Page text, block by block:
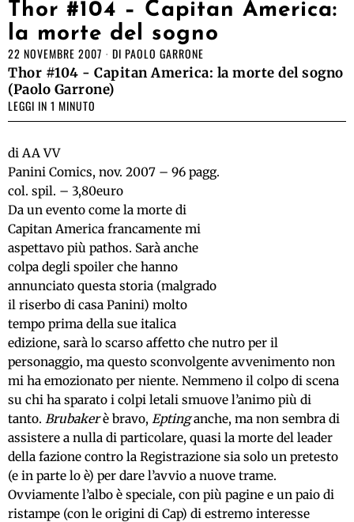
Thor #104 – Capitan America:
la morte del sogno
22 NOVEMBRE 2007 DI PAOLO GARRONE
Thor #104 - Capitan America: la morte del sogno
(Paolo Garrone)
LEGGI IN 1 MINUTO
di AA VV
Panini Comics, nov. 2007 – 96 pagg.
col. spil. – 3,80euro
Da un evento come la morte di
Capitan America francamente mi
aspettavo più pathos. Sarà anche
colpa degli spoiler che hanno
annunciato questa storia (malgrado
il riserbo di casa Panini) molto
tempo prima della sue italica
edizione, sarà lo scarso affetto che nutro per il
personaggio, ma questo sconvolgente avvenimento non
mi ha emozionato per niente. Nemmeno il colpo di scena
su chi ha sparato i colpi letali smuove l’animo più di
tanto. Brubakerè bravo, Eptinganche, ma non sembra di
assistere a nulla di particolare, quasi la morte del leader
della fazione contro la Registrazione sia solo un pretesto
(e in parte lo è) per dare l’avvio a nuove trame.
Ovviamente l’albo è speciale, con più pagine e un paio di
ristampe (con le origini di Cap) di estremo interesse